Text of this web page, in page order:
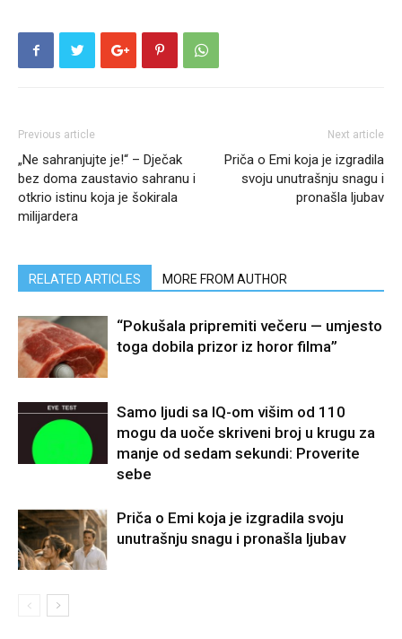
Previous article
„Ne sahranjujte je!“ – Dječak
bez doma zaustavio sahranu i
otkrio istinu koja je šokirala
milijardera
Next article
Priča o Emi koja je izgradila
svoju unutrašnju snagu i
pronašla ljubav
RELATED ARTICLES MORE FROM AUTHOR
“Pokušala pripremiti večeru — umjesto
toga dobila prizor iz horor filma”
Samo ljudi sa IQ-om višim od 110
mogu da uoče skriveni broj u krugu za
manje od sedam sekundi: Proverite
sebe
Priča o Emi koja je izgradila svoju
unutrašnju snagu i pronašla ljubav